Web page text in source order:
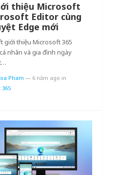
thiệu Microsoft
Editor cùng
Edge mới
giới thiệu Microsoft 365
nhân và gia đình ngày
Pham — 6 năm ago in